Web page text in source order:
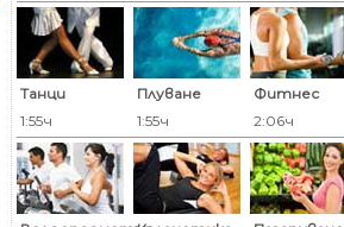
Танци
1:55ч
Плуване
1:55ч
Фитнес
2:06ч